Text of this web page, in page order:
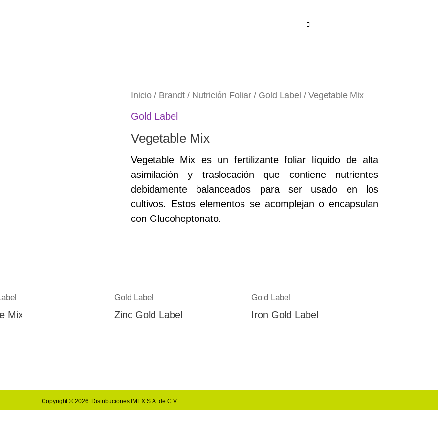
Inicio / Brandt / Nutrición Foliar / Gold Label / Vegetable Mix
Gold Label
Vegetable Mix
Vegetable Mix es un fertilizante foliar líquido de alta
asimilación y traslocación que contiene nutrientes
debidamente balanceados para ser usado en los
cultivos. Estos elementos se acomplejan o encapsulan
con Glucoheptonato.
Mix
Gold Label
Zinc Gold Label
Gold Label
Iron Gold Label
Copyright © 2026. Distribuciones IMEX S.A. de C.V.